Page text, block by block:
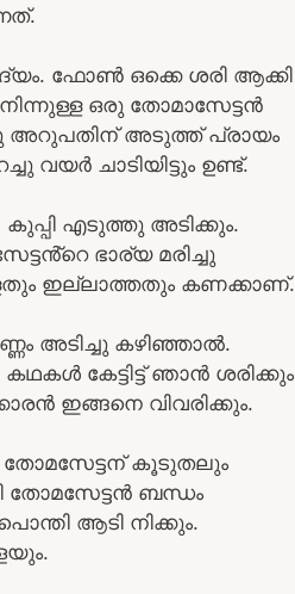
ഫോൺ ഒക്കെ ശരി ആക്കി
നിന്നുള്ള ഒരു തോമാസേട്ടൻ
അറുപതിന് അടുത്ത് പ്രായം
ചാടിയിട്ടും ഉണ്ട്.
എടുത്തു അടിക്കും.
ഭാര്യ മരിച്ചു
ഇല്ലാത്തതും കണക്കാണ്.
അടിച്ചു കഴിഞ്ഞാൽ.
കേട്ടിട്ട് ഞാൻ ശരിക്കും
ഇങ്ങനെ വിവരിക്കും.
കൂടുതലും
തോമസേട്ടൻ ബന്ധം
ആടി നിക്കും.